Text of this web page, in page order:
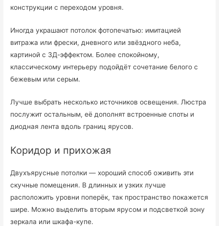
конструкции с переходом уровня.
Иногда украшают потолок фотопечатью: имитацией
витража или фрески, дневного или звёздного неба,
картиной с 3Д-эффектом. Более спокойному,
классическому интерьеру подойдёт сочетание белого с
бежевым или серым.
Лучше выбрать несколько источников освещения. Люстра
послужит остальным, её дополнят встроенные споты и
диодная лента вдоль границ ярусов.
Коридор и прихожая
Двухъярусные потолки — хороший способ оживить эти
скучные помещения. В длинных и узких лучше
расположить уровни поперёк, так пространство покажется
шире. Можно выделить вторым ярусом и подсветкой зону
зеркала или шкафа-купе.